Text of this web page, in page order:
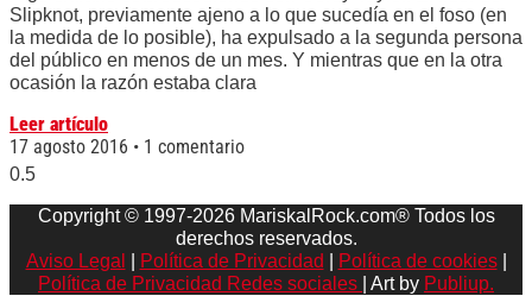
Slipknot, previamente ajeno a lo que sucedía en el foso (en
la medida de lo posible), ha expulsado a la segunda persona
del público en menos de un mes. Y mientras que en la otra
ocasión la razón estaba clara
Leer artículo
17 agosto 2016
1 comentario
Copyright © 1997-2026 MariskalRock.com® Todos los
derechos reservados.
Aviso Legal
Política de Privacidad Política de cookies|
Política de Privacidad Redes sociales
| Art by Publiup.